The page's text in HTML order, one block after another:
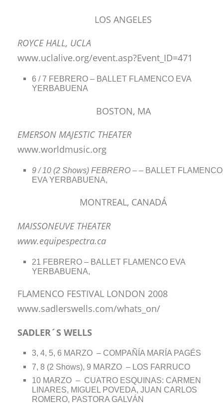
LOS ANGELES
ROYCE HALL, UCLA
www.uclalive.org/event.asp?Event_ID=471
6 / 7 FEBRERO – BALLET FLAMENCO EVA
YERBABUENA
BOSTON, MA
EMERSON MAJESTIC THEATER
www.worldmusic.org
9 / 10 (2 Shows) FEBRERO – – BALLET FLAMENCO
EVA YERBABUENA,
MONTREAL, CANADÁ
MAISSONEUVE THEATER
www.equipespectra.ca
21 FEBRERO – BALLET FLAMENCO EVA
YERBABUENA,
FLAMENCO FESTIVAL LONDON 2008
www.sadlerswells.com/whats_on/
SADLER´S WELLS
3, 4, 5, 6 MARZO – COMPAÑÍA MARÍA PAGÉS
7, 8 (2 Shows), 9 MARZO – LOS FARRUCO
10 MARZO – CUATRO ESQUINAS: CARMEN
LINARES, MIGUEL POVEDA, JUAN CARLOS
ROMERO, PASTORA GALVÁN